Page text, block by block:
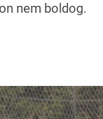
nem boldog.